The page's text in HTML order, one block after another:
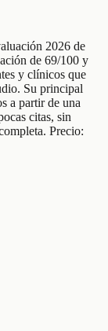
2026 de
de 69/100 y
y clínicos que
Su principal
a partir de una
citas, sin
Precio: